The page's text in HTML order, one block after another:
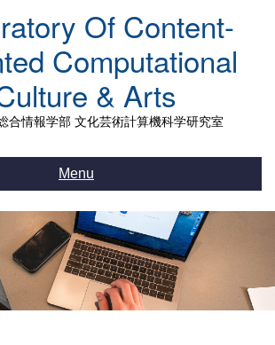
Of Content-
Computational
& Arts
合情報学部 文化芸術計算機科学研究室
Menu